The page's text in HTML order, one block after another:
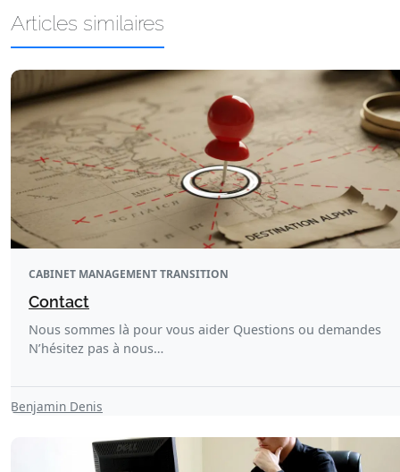
Articles similaires
CABINET MANAGEMENT TRANSITION
Contact
Nous sommes là pour vous aider Questions ou demandes
N’hésitez pas à nous…
Benjamin Denis